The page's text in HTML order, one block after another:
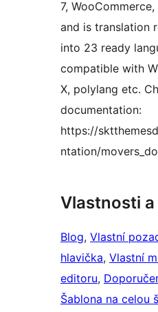
7,
and is translation
into 23 ready
compatible with
X, polylang etc.
documentation:
https://
ntation/
Vlastnosti
Blog, Vlastní
hlavička, Vlastní
editoru,
Šablona na celou